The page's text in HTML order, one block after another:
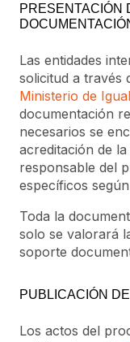
PRESENTACIÓN
Las entidades
solicitud a través
Ministerio de
documentación
necesarios se
acreditación de
responsable del
específicos
Toda la
solo se valorará
soporte
PUBLICACIÓN
Los actos del